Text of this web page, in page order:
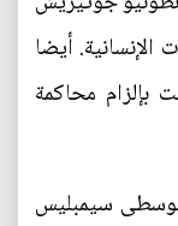
أيضا
بإلزام محاكمة
سيمبليس